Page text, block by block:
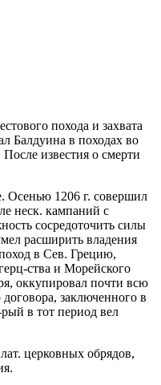
похода и захвата
Балдуина в походах во
известия о смерти
Осенью 1206 г. совершил
неск. кампаний с
сосредоточить силы
расширить владения
в Сев. Грецию,
ства и Морейского
оккупировал почти всю
заключенного в
в тот период вел
церковных обрядов,